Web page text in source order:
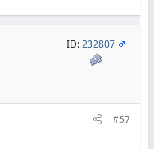
ID:232807
#57